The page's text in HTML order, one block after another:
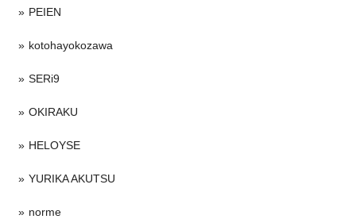
PEIEN
kotohayokozawa
SERi9
OKIRAKU
HELOYSE
YURIKA AKUTSU
norme